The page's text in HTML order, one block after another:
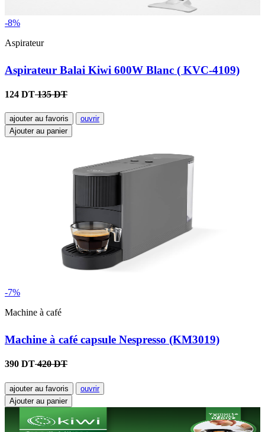
-8%
Aspirateur
Aspirateur Balai Kiwi 600W Blanc ( KVC-4109)
124 DT135 DT
ajouter au favoris
ouvrir
Ajouter au panier
-7%
Machine à café
Machine à café capsule Nespresso (KM3019)
390 DT420 DT
ajouter au favoris
ouvrir
Ajouter au panier